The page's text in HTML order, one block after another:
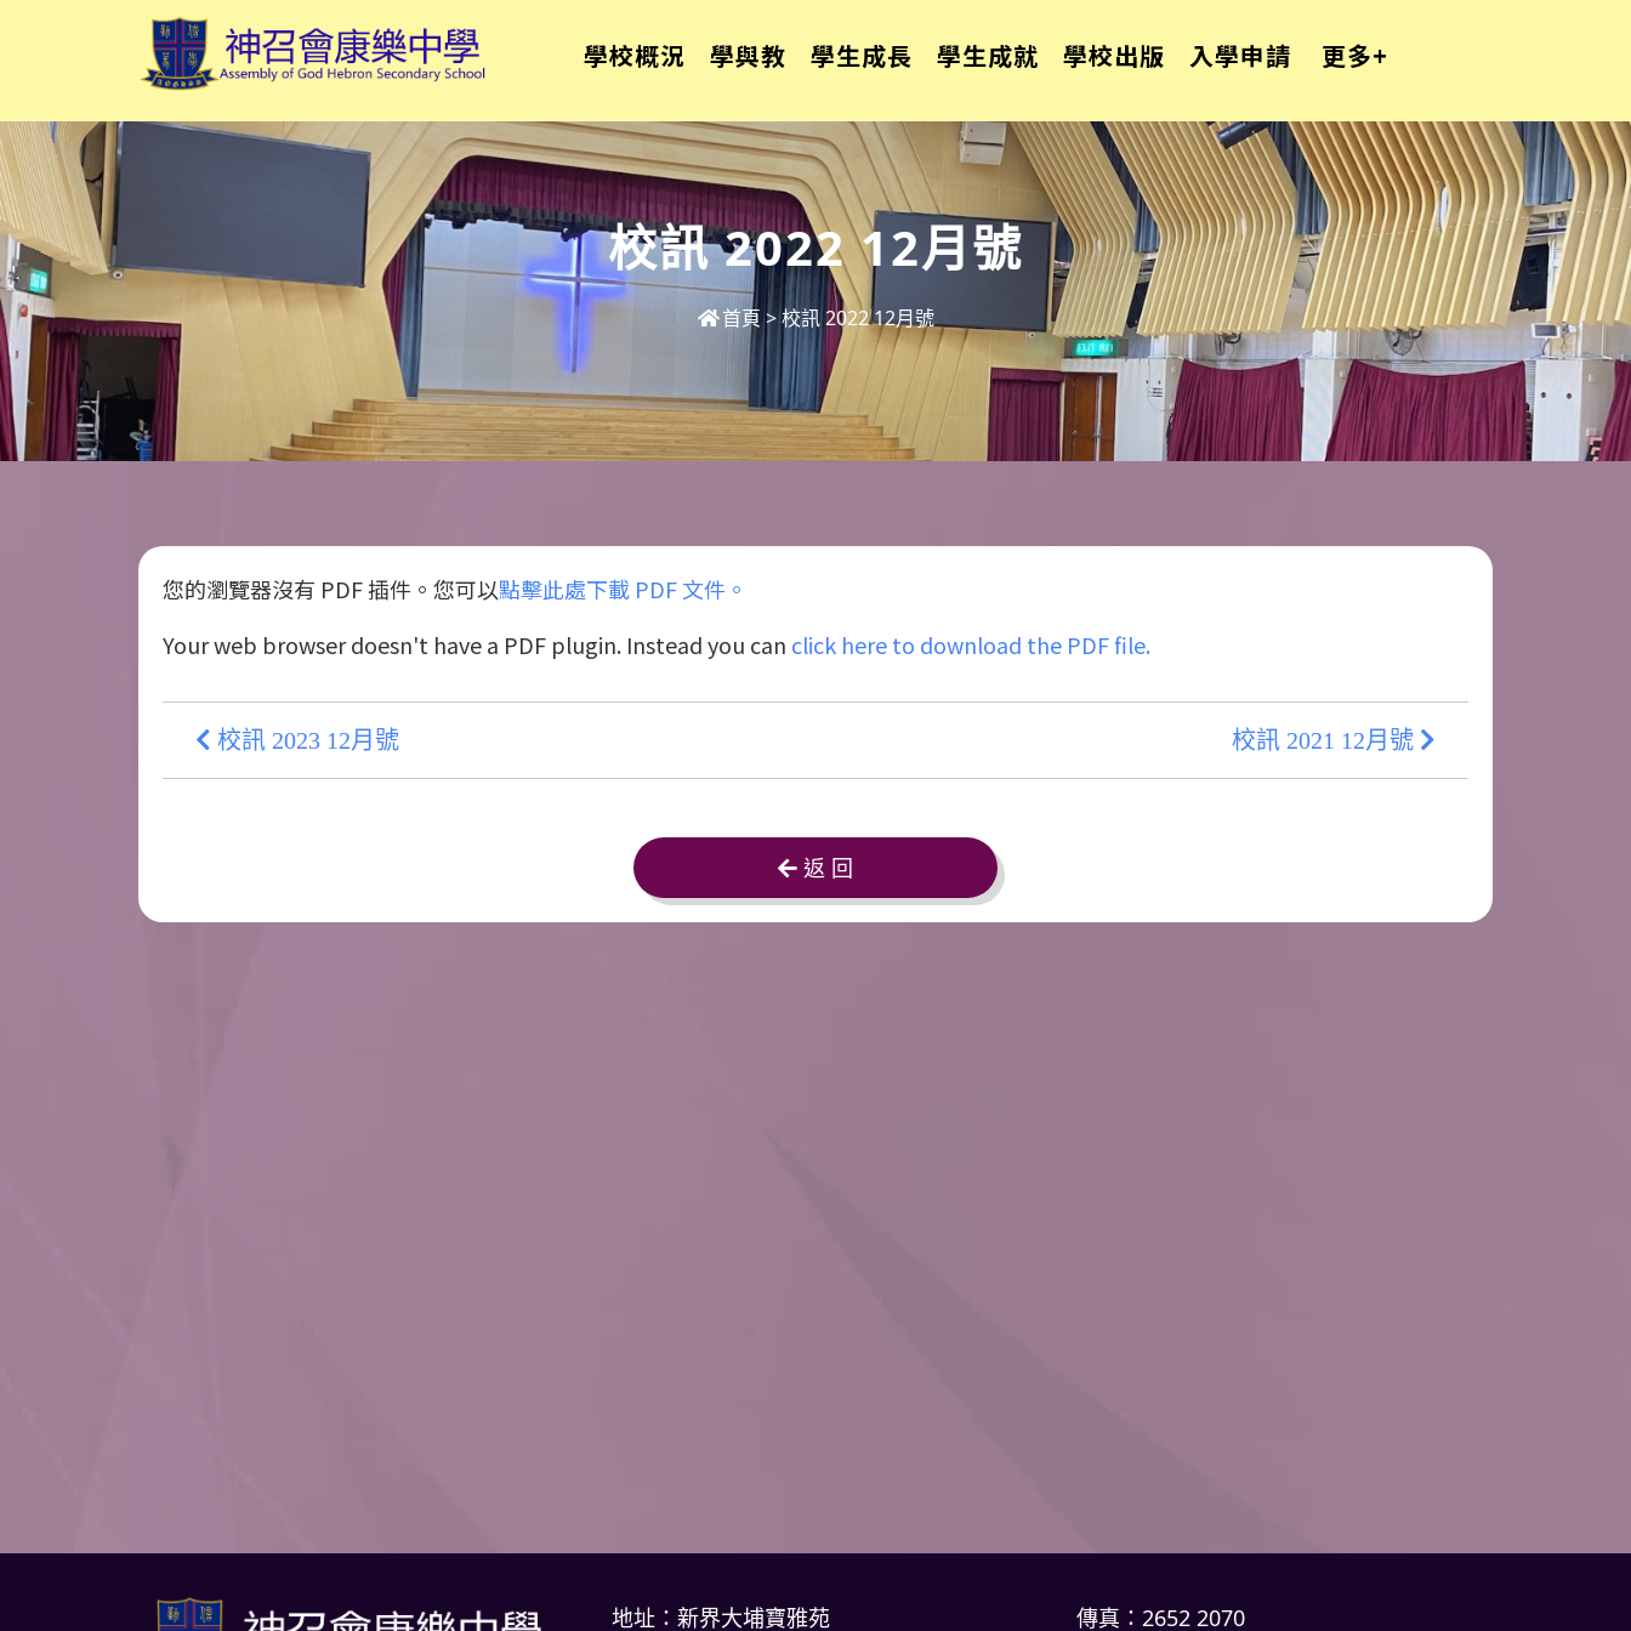
學校概況 學與教 學生成長 學生成就 學校出版 入學申請 更多+
校訊 2022 12月號
首頁 > 校訊 2022 12月號
您的瀏覽器沒有 PDF 插件。您可以點擊此處下載 PDF 文件。
Your web browser doesn't have a PDF plugin. Instead you can click here to download the PDF file.
校訊 2023 12月號 校訊 2021 12月號
返 回
地址：新界大埔寶雅苑 傳真：2652 2070